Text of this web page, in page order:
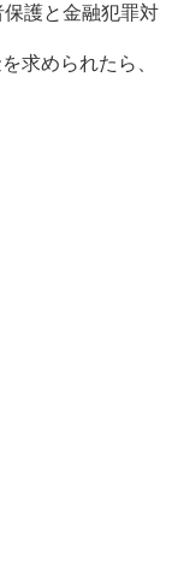
護と金融犯罪対
求められたら、